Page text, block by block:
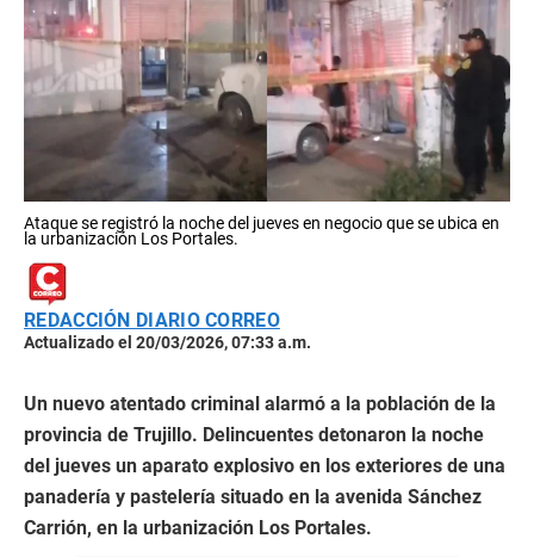
Ataque se registró la noche del jueves en negocio que se ubica en
la urbanización Los Portales.
REDACCIÓN DIARIO CORREO
Actualizado el 20/03/2026, 07:33 a.m.
Un nuevo atentado criminal alarmó a la población de la
provincia de Trujillo. Delincuentes detonaron la noche
del jueves un aparato explosivo en los exteriores de una
panadería y pastelería situado en la avenida Sánchez
Carrión, en la urbanización Los Portales.